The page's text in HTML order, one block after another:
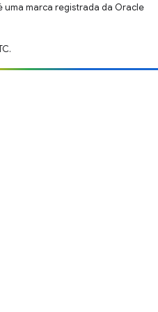
uma marca registrada da Oracle